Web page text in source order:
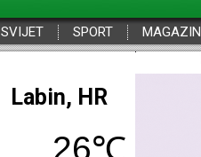
SVIJET SPORT MAGAZIN
Poreč, HR
28℃